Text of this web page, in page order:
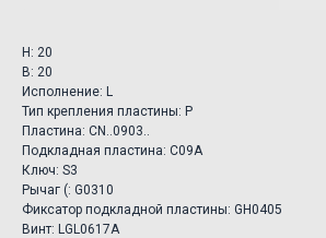
H: 20
B: 20
Исполнение: L
Тип крепления пластины: P
Пластина: CN..0903..
Подкладная пластина: C09A
Ключ: S3
Рычаг (: G0310
Фиксатор подкладной пластины: GH0405
Винт: LGL0617A